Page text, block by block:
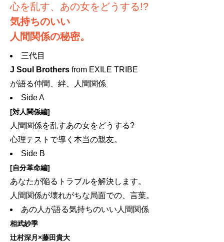
心を乱す、あの女をどうする!?
気持ちのいい
人間関係の秘密。
三代目
J Soul Brothers from EXILE TRIBE
が語る仲間、絆、人間関係
Side A
[対人関係編]
人間関係を乱すあの女をどうする?
心理テストで導く本当の親友。
Side B
[自分革命編]
あなたが陥るトラブルを解決します。
人間関係が壊れがちな局面での、言葉。
あの人が語る気持ちのいい人間関係
相武紗季
辻村深月×藤田貴大